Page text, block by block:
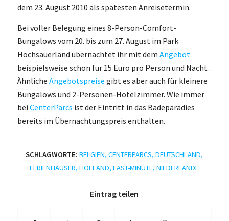
dem 23. August 2010 als spätesten Anreisetermin.
Bei voller Belegung eines 8-Person-Comfort-
Bungalows vom 20. bis zum 27. August im Park
Hochsauerland übernachtet ihr mit dem Angebot
beispielsweise schon für 15 Euro pro Person und Nacht .
Ähnliche Angebotspreise gibt es aber auch für kleinere
Bungalows und 2-Personen-Hotelzimmer. Wie immer
bei CenterParcs ist der Eintritt in das Badeparadies
bereits im Übernachtungspreis enthalten.
SCHLAGWORTE: BELGIEN,CENTERPARCS,DEUTSCHLAND,
FERIENHÄUSER,HOLLAND,LAST-MINUTE,NIEDERLANDE
Eintrag teilen